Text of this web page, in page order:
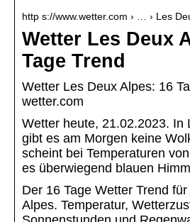
http s://www.wetter.com › … › Les
Wetter Les Deux
Tage Trend
Wetter Les Deux Alpes: 16
wetter.com
Wetter heute, 21.02.2023. In
gibt es am Morgen keine
scheint bei Temperaturen
es überwiegend blauen
Der 16 Tage Wetter Trend
Alpes. Temperatur,